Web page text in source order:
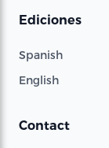
Ediciones
Spanish
English
Contact